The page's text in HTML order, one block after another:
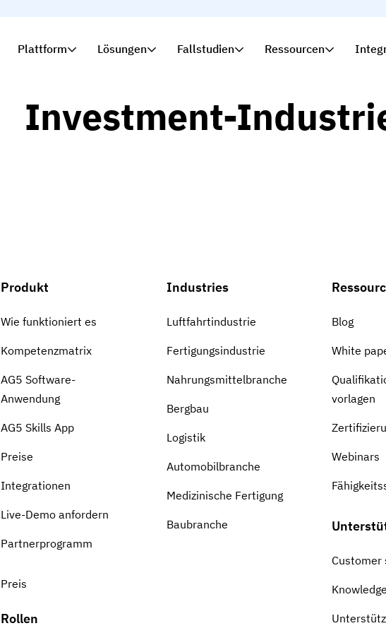
Plattform Lösungen Fallstudien Ressourcen
Investment-
Produkt
Wie funktioniert es
Kompetenzmatrix
AG5 Software-
Anwendung
AG5 Skills App
Preise
Integrationen
Live-Demo anfordern
Partnerprogramm
Preis
Rollen
Industries
Luftfahrtindustrie
Fertigungsindustrie
Nahrungsmittelbranche
Bergbau
Logistik
Automobilbranche
Medizinische Fertigung
Baubranche
Blog
White
vorlagen
Webinars
Customer